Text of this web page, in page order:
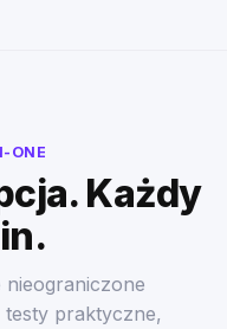
ONE
Każdy
praktyczne,